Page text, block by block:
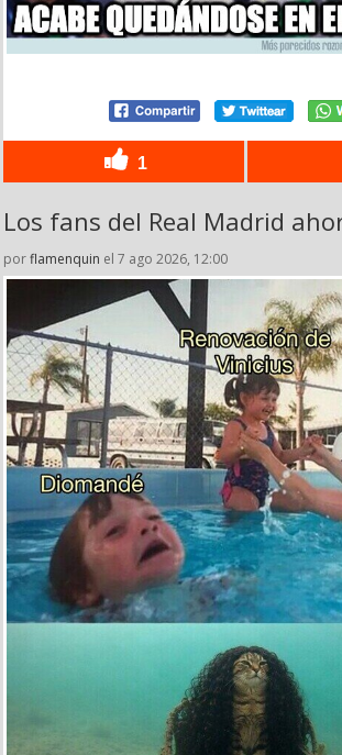
1
Los fans del Real Madrid
porflamenquin el 7 ago 2026, 12:00